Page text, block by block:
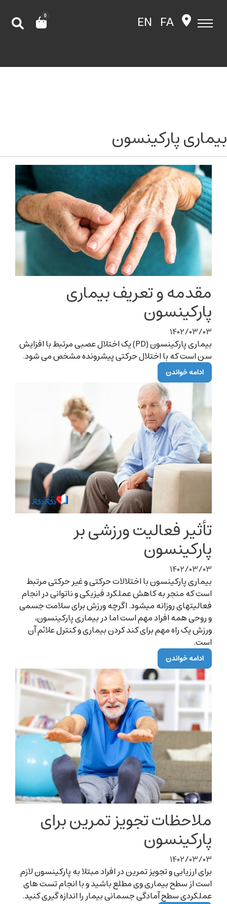
FA
EN
0
بیماری پارکینسون
مقدمه و تعریف بیماری
پارکینسون
۱۴۰۲/۰۳/۰۳
بیماری پارکینسون (PD) یک اختلال عصبی مرتبط با افزایش
سن است که با اختلال حرکتی پیشرونده مشخص می شود.
ادامه خواندن
تأثیر فعالیت ورزشی بر
پارکینسون
۱۴۰۲/۰۳/۰۳
بیماری پارکینسون با اختلالات حرکتی و غیر حرکتی مرتبط
است که منجر به کاهش عملکرد فیزیکی و ناتوانی در انجام
فعالیت‏های روزانه می‏شود. اگرچه ورزش برای سلامت جسمی
و روحی همه افراد مهم است اما در بیماری پارکینسون،
ورزش یک راه مهم برای کند کردن بیماری و کنترل علائم آن
است.
ادامه خواندن
ملاحظات تجویز تمرین برای
پارکینسون
۱۴۰۲/۰۳/۰۳
برای ارزیابی و تجویز تمرین در افراد مبتلا به پارکینسون لازم
است از سطح بیماری وی مطلع باشید و با انجام تست های
عملکردی سطح آمادگی جسمانی بیمار را اندازه گیری کنید.